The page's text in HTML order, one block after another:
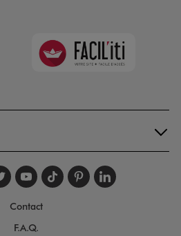
Faciliti
nous sur
nous sur
nous sur
Suivez-nous
Suivez-nous
Suivez-
Contact
F.A.Q.